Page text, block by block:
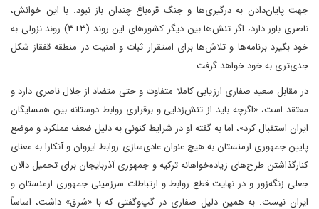
جهت پایان‌دادن به درگیری‌ها و جنگ قره‌باغ چندان باز نبود. با این خوانش،
ناصری باور دارد، اگر تنش‌ها بین دیگر کشورهای این روند (۳+۳) روند نزولی به
خود بگیرد برنامه‌ها و تلاش‌ها برای استقرار ثبات و امنیت در منطقه قفقاز شکل
جدی‌تری به خود خواهد گرفت.
در مقابل سعید صفاری ارزیابی کاملا متفاوت و حتی متضاد از جلال ناصری دارد و
معتقد است، «اگرچه باید از تنش‌زدایی و برقراری روابط دوستانه بین همسایگان
ایران استقبال کرد»، اما به گفته او در شرایط کنونی به دلیل ضعف عملکرد و موضع
پایین جمهوری ارمنستان به هیچ عنوان عادی‌سازی روابط ایروان و آنکارا به معنای
کنارگذاشتن طرح‌های زیاده‌خواهانه ترکیه و جمهوری آذربایجان برای تحمیل دالان
جعلی زنگه‌زور و در نهایت قطع روابط و ارتباطات سرزمینی جمهوری ارمنستان و
ایران نیست. به همین دلیل صفاری در گپ‌وگفتی که با «شرق» داشت، اساساً